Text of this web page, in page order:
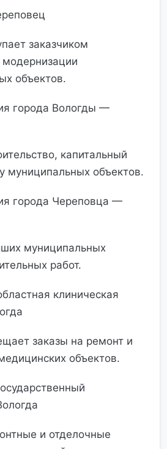
заказчиком
модернизации
объектов.
города Вологды —
капитальный
муниципальных объектов.
города Череповца —
муниципальных
работ.
клиническая
заказы на ремонт и
объектов.
и отделочные